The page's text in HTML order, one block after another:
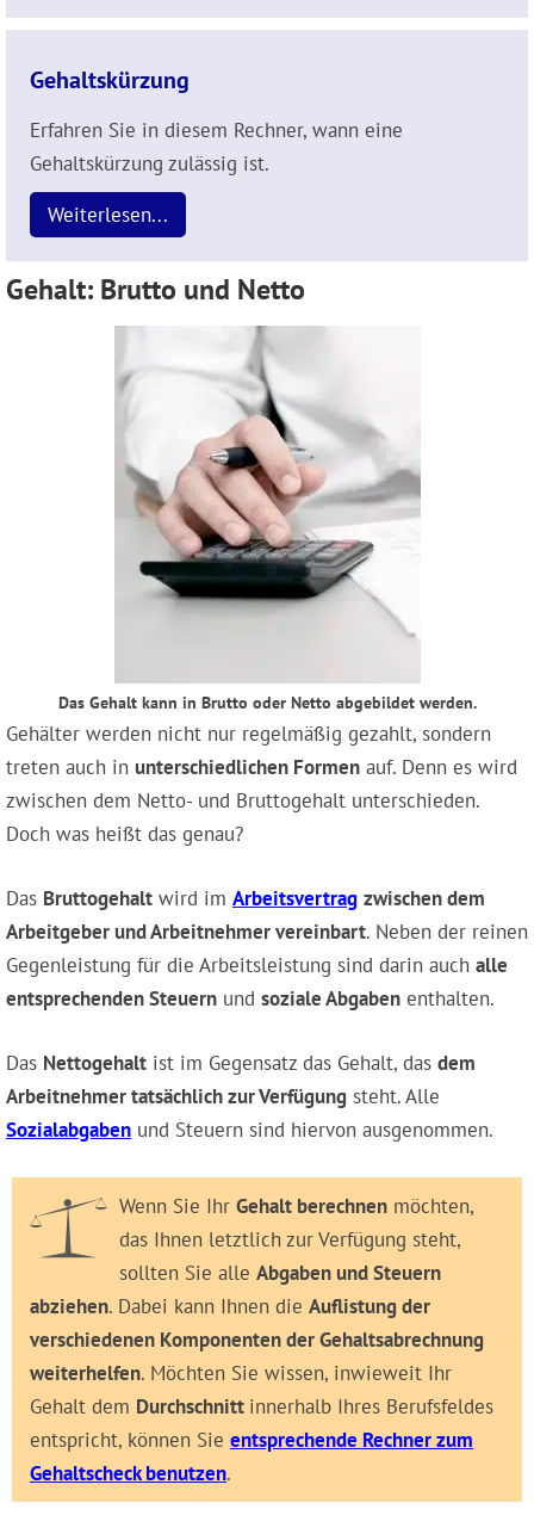
Gehaltskürzung
Erfahren Sie in diesem Rechner, wann eine
Gehaltskürzung zulässig ist.
Weiterlesen...
Gehalt: Brutto und Netto
Das Gehalt kann in Brutto oder Netto abgebildet werden.
Gehälter werden nicht nur regelmäßig gezahlt, sondern
treten auch in unterschiedlichen Formen auf. Denn es wird
zwischen dem Netto- und Bruttogehalt unterschieden.
Doch was heißt das genau?
Das Bruttogehalt wird im Arbeitsvertrag zwischen dem
Arbeitgeber und Arbeitnehmer vereinbart. Neben der reinen
Gegenleistung für die Arbeitsleistung sind darin auch alle
entsprechenden Steuern und soziale Abgaben enthalten.
Das Nettogehalt ist im Gegensatz das Gehalt, das dem
Arbeitnehmer tatsächlich zur Verfügung steht. Alle
Sozialabgaben und Steuern sind hiervon ausgenommen.
Wenn Sie Ihr Gehalt berechnen möchten,
das Ihnen letztlich zur Verfügung steht,
sollten Sie alle Abgaben und Steuern
abziehen. Dabei kann Ihnen die Auflistung der
verschiedenen Komponenten der Gehaltsabrechnung
weiterhelfen. Möchten Sie wissen, inwieweit Ihr
Gehalt dem Durchschnitt innerhalb Ihres Berufsfeldes
entspricht, können Sie entsprechende Rechner zum
Gehaltscheck benutzen.